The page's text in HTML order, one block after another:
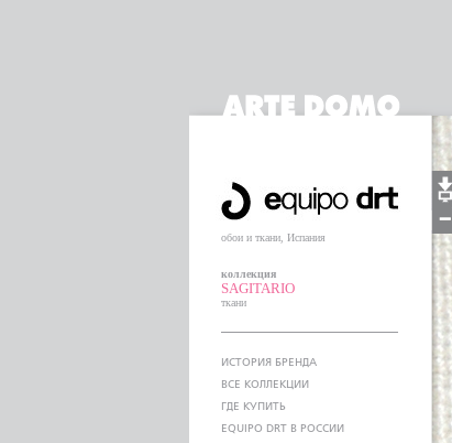
обои и ткани, Испания
коллекция
SAGITARIO
ткани
ИСТОРИЯ БРЕНДА
ВСЕ КОЛЛЕКЦИИ
ГДЕ КУПИТЬ
EQUIPO DRT В РОССИИ